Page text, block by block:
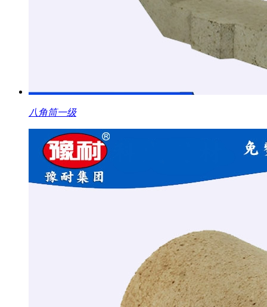
八角筒一级